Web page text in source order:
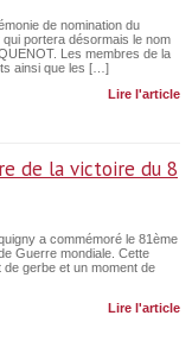
de nomination du
portera désormais le nom
Les membres de la
ainsi que les […]
Lire l'article
de la victoire du 8
a commémoré le 81ème
Guerre mondiale. Cette
gerbe et un moment de
Lire l'article